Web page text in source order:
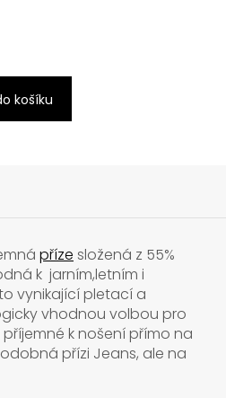
košíku
příze složená z 55%
k jarním,letním i
vynikající pletací a
vhodnou volbou pro
k nošení přímo na
přízi Jeans, ale na